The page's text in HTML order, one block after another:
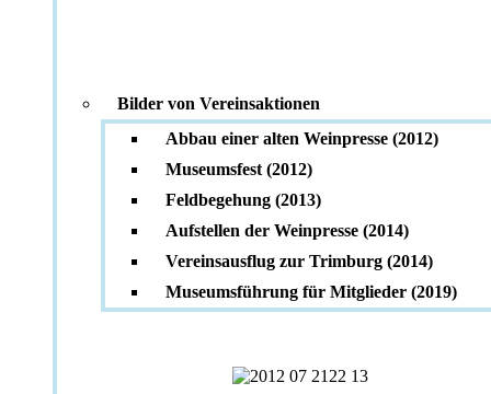
Bilder von Vereinsaktionen
Abbau einer alten Weinpresse (2012)
Museumsfest (2012)
Feldbegehung (2013)
Aufstellen der Weinpresse (2014)
Vereinsausflug zur Trimburg (2014)
Museumsführung für Mitglieder (2019)